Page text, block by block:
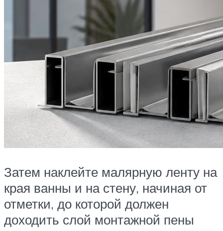
Затем наклейте малярную ленту на
края ванны и на стену, начиная от
отметки, до которой должен
доходить слой монтажной пены